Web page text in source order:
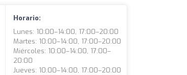
Horario:
Lunes: 10:00–14:00, 17:00–20:00
Martes: 10:00–14:00, 17:00–20:00
Miércoles: 10:00–14:00, 17:00–
20:00
Jueves: 10:00–14:00, 17:00–20:00